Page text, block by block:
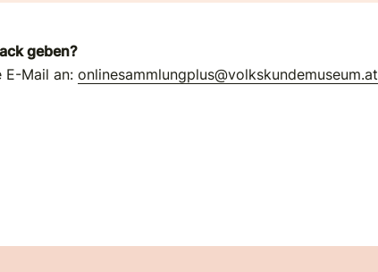
geben?
E-Mail an:onlinesammlungplus@volkskundemuseum.at